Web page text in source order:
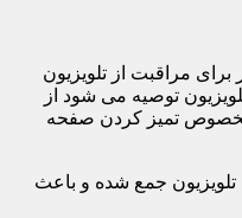
مراقبت از تلویزیون
توصیه می شود از
تمیز کردن صفحه
جمع شده و باعث